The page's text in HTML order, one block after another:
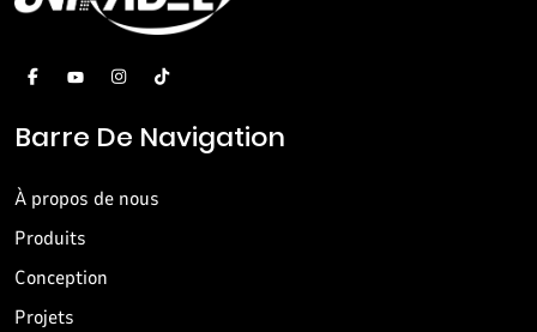
Barre De Navigation
À propos de nous
Produits
Conception
Projets